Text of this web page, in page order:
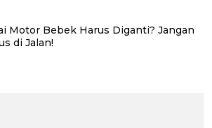
Motor Bebek Harus Diganti? Jangan
di Jalan!